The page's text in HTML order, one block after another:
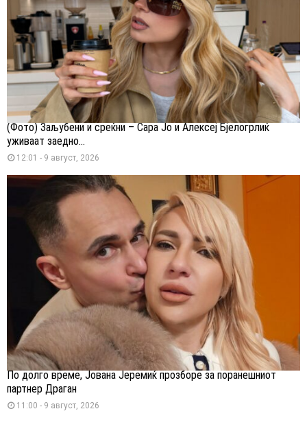
(Фото) Заљубени и среќни – Сара Јо и Алексеј Бјелогрлиќ
уживаат заедно...
12:01 - 9 август, 2026
По долго време, Јована Јеремиќ прозборе за поранешниот
партнер Драган
11:00 - 9 август, 2026